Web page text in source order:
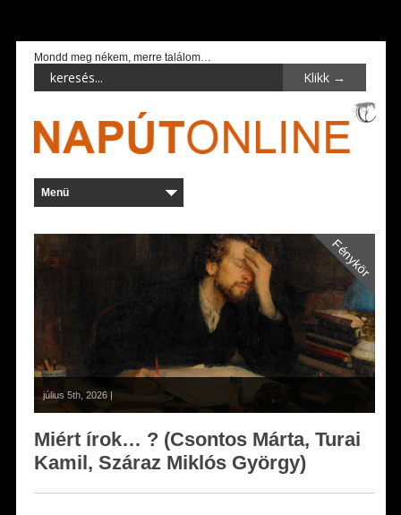
Mondd meg nékem, merre találom…
Fénykör
július 5th, 2026 |
Miért írok… ? (Csontos Márta, Turai
Kamil, Száraz Miklós György)